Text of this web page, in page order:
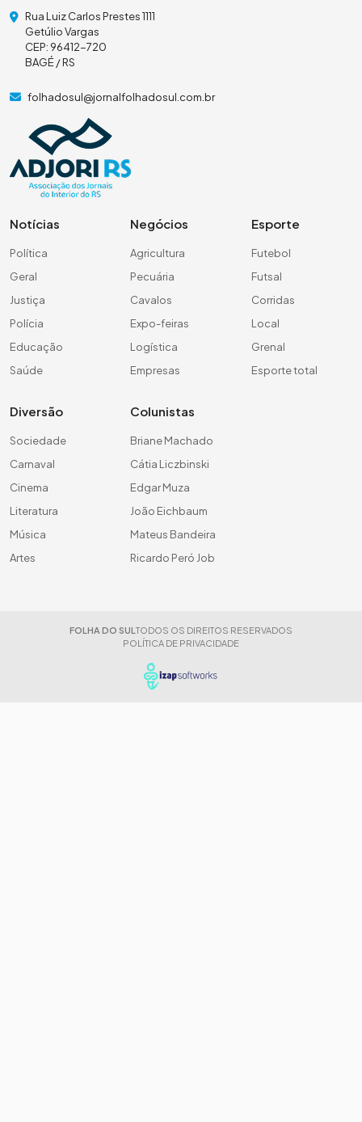
Rua Luiz Carlos Prestes 1111
Getúlio Vargas
CEP: 96412-720
BAGÉ / RS
folhadosul@jornalfolhadosul.com.br
Notícias
Política
Geral
Justiça
Polícia
Educação
Saúde
Negócios
Agricultura
Pecuária
Cavalos
Expo-feiras
Logística
Empresas
Esporte
Futebol
Futsal
Corridas
Local
Grenal
Esporte total
Diversão
Sociedade
Carnaval
Cinema
Literatura
Música
Artes
Colunistas
Briane Machado
Cátia Liczbinski
Edgar Muza
João Eichbaum
Mateus Bandeira
Ricardo Peró Job
FOLHA DO SUL TODOS OS DIREITOS RESERVADOS
POLÍTICA DE PRIVACIDADE